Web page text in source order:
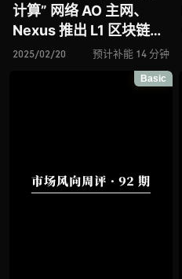
计算” 网络 AO 主网、
Nexus 推出 L1 区块链能
否带来智能合约计算标准
新变革？去中心化 GPU
2025/02/20 预计补能 14 分钟
Basic